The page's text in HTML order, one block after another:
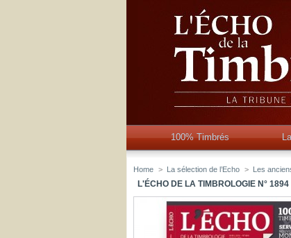
100% Timbrés
Home > La sélection de l’Echo > Les
L'ÉCHO DE LA TIMBROLOGIE N° 1894